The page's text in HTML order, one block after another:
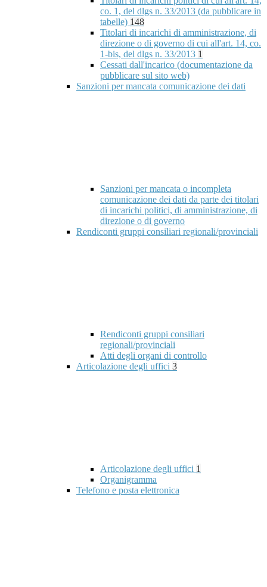
co. 1, del dlgs n. 33/2013 (da pubblicare in
tabelle) 148
Titolari di incarichi di amministrazione, di
direzione o di governo di cui all'art. 14, co.
1-bis, del dlgs n. 33/2013 1
Cessati dall'incarico (documentazione da
pubblicare sul sito web)
Sanzioni per mancata comunicazione dei dati
Sanzioni per mancata o incompleta
comunicazione dei dati da parte dei titolari
di incarichi politici, di amministrazione, di
direzione o di governo
Rendiconti gruppi consiliari regionali/provinciali
Rendiconti gruppi consiliari
regionali/provinciali
Atti degli organi di controllo
Articolazione degli uffici 3
Articolazione degli uffici 1
Organigramma
Telefono e posta elettronica